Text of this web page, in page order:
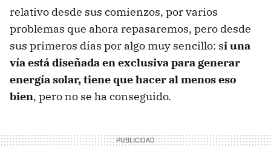
relativo desde sus comienzos, por varios
problemas que ahora repasaremos, pero desde
sus primeros días por algo muy sencillo: si una
vía está diseñada en exclusiva para generar
energía solar, tiene que hacer al menos eso
bien, pero no se ha conseguido.